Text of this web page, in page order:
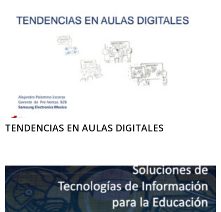
TENDENCIAS EN AULAS DIGITALES